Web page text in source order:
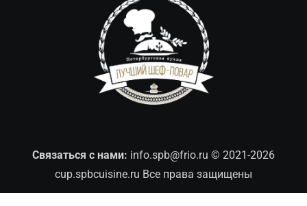
Связаться с нами: info.spb@frio.ru © 2021-2026
cup.spbcuisine.ru Все права защищены